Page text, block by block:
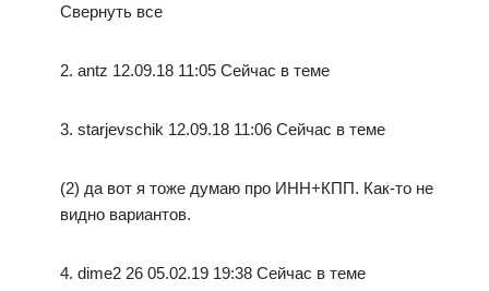
Свернуть все
2. antz 12.09.18 11:05 Сейчас в теме
3. starjevschik 12.09.18 11:06 Сейчас в теме
(2) да вот я тоже думаю про ИНН+КПП. Как-то не
видно вариантов.
4. dime2 26 05.02.19 19:38 Сейчас в теме